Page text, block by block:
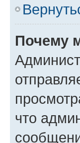
Почему
что